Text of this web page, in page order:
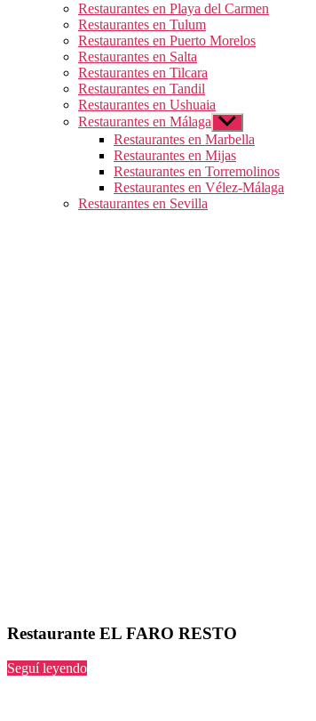
Restaurantes en Playa del Carmen
Restaurantes en Tulum
Restaurantes en Puerto Morelos
Restaurantes en Salta
Restaurantes en Tilcara
Restaurantes en Tandil
Restaurantes en Ushuaia
Restaurantes en Málaga Mostrar
el
submenú
Restaurantes en Marbella
Restaurantes en Mijas
Restaurantes en Torremolinos
Restaurantes en Vélez-Málaga
Restaurantes en Sevilla
Restaurante EL FARO RESTO
Seguí leyendo“EL